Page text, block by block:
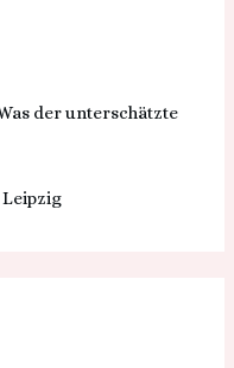
der unterschätzte